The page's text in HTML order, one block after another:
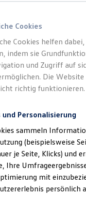
Angebote
Leasing
Gebrauchtwagen-
Leasing
Leasing
ohne Anzahlung
mit Schlussrate
und Garantien
Class bei
bei
Cookies
Cookies helfen
indem sie
und Zugriff auf
Die Website
richtig funktionieren.
Personalisierung
sammeln
(beispielsweise
je Seite, Klicks) und
Ihre
mit
persönlich